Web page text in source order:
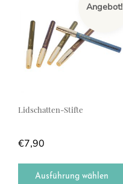
Angebot!
Lidschatten-Stifte
€7,90
Ausführung wählen